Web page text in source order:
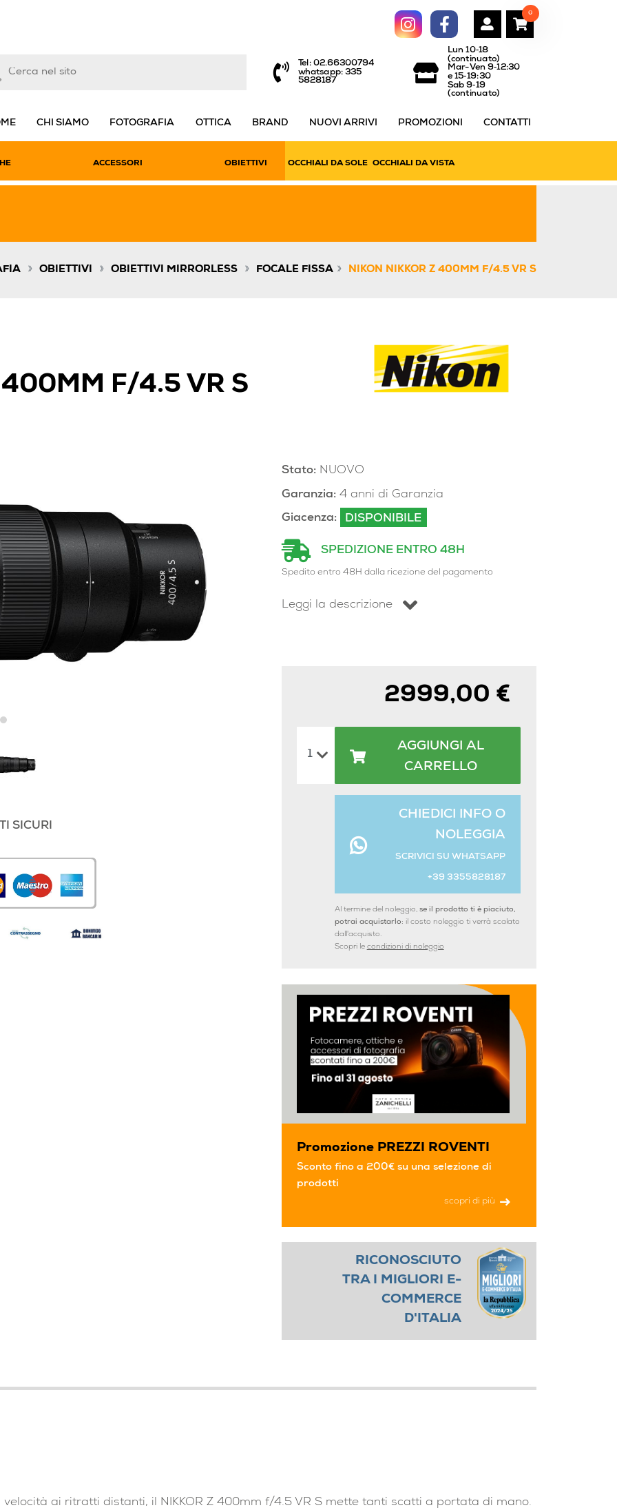
Tel: 02.66300794
whatsapp: 335
5828187
Lun 10‑18
(continuato)
Mar-Ven 9‑12:30
e 15‑19:30
Sab 9‑19
(continuato)
CHI SIAMO FOTOGRAFIA OTTICA BRAND NUOVI ARRIVI PROMOZIONI CONTATTI
0
ACCESSORI OBIETTIVI OCCHIALI DA SOLE OCCHIALI DA VISTA
» OBIETTIVI » OBIETTIVI MIRRORLESS » FOCALE FISSA » NIKON NIKKOR Z 400MM F/4.5 VR S
F/4.5 VR S
SICURI
Stato: NUOVO
Garanzia: 4 anni di Garanzia
Giacenza: DISPONIBILE
SPEDIZIONE ENTRO 48H
Spedito entro 48H dalla ricezione del pagamento
Leggi la descrizione
2999,00 €
AGGIUNGI AL
CARRELLO
CHIEDICI INFO O
NOLEGGIA
SCRIVICI SU WHATSAPP
+39 3355828187
Al termine del noleggio, se il prodotto ti è piaciuto,
potrai acquistarlo: il costo noleggio ti verrà scalato
dall'acquisto.
Scopri le condizioni di noleggio
Promozione PREZZI ROVENTI
Sconto fino a 200€ su una selezione di
prodotti
scopri di più
RICONOSCIUTO
TRA I MIGLIORI E-
COMMERCE
D'ITALIA
ai ritratti distanti, il NIKKOR Z 400mm f/4.5 VR S mette tanti scatti a portata di mano.